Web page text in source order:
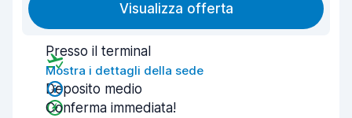
Visualizza offerta
Presso il terminal
Mostra i dettagli della sede
Deposito medio
Conferma immediata!